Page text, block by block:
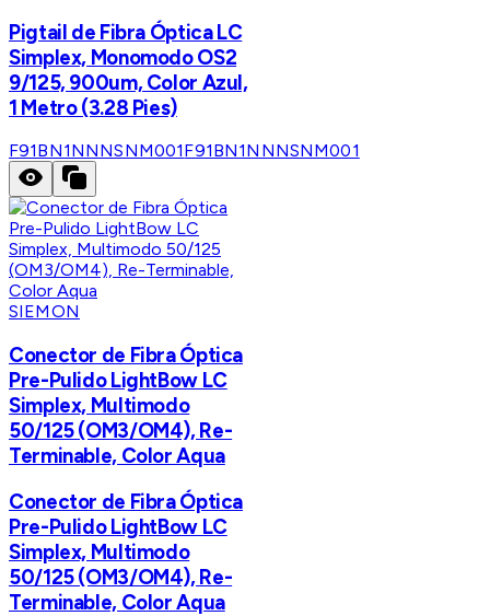
Pigtail de Fibra Óptica LC
Simplex, Monomodo OS2
9/125, 900um, Color Azul,
1 Metro (3.28 Pies)
F91BN1NNNSNM001F91BN1NNNSNM001
SIEMON
Conector de Fibra Óptica
Pre-Pulido LightBow LC
Simplex, Multimodo
50/125 (OM3/OM4), Re-
Terminable, Color Aqua
Conector de Fibra Óptica
Pre-Pulido LightBow LC
Simplex, Multimodo
50/125 (OM3/OM4), Re-
Terminable, Color Aqua